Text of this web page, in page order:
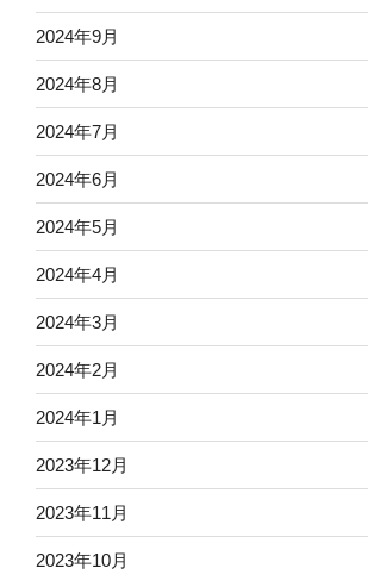
2024年9月
2024年8月
2024年7月
2024年6月
2024年5月
2024年4月
2024年3月
2024年2月
2024年1月
2023年12月
2023年11月
2023年10月